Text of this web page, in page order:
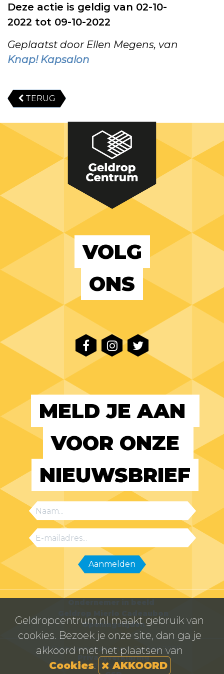
Deze actie is geldig van 02-10-
2022 tot 09-10-2022
Geplaatst door Ellen Megens, van
Knap! Kapsalon
TERUG
VOLG
ONS
MELD JE AAN
VOOR ONZE
NIEUWSBRIEF
Openingstijden
© Centrummanagement Geldrop 2026
Privacyverklaring
Powered by
Geldropcentrum.nl maakt gebruik van
cookies. Bezoek je onze site, dan ga je
akkoord met het plaatsen van
Cookies. AKKOORD